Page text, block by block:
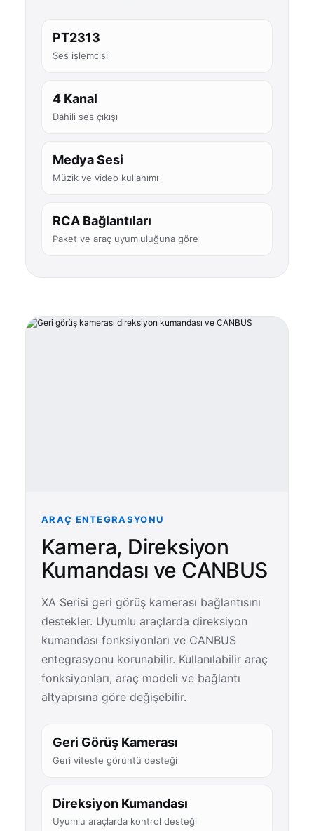
PT2313
Ses işlemcisi
4 Kanal
Dahili ses çıkışı
Medya Sesi
Müzik ve video kullanımı
RCA Bağlantıları
Paket ve araç uyumluluğuna göre
ARAÇ ENTEGRASYONU
Kamera, Direksiyon
Kumandası ve CANBUS
XA Serisi geri görüş kamerası bağlantısını
destekler. Uyumlu araçlarda direksiyon
kumandası fonksiyonları ve CANBUS
entegrasyonu korunabilir. Kullanılabilir araç
fonksiyonları, araç modeli ve bağlantı
altyapısına göre değişebilir.
Geri Görüş Kamerası
Geri viteste görüntü desteği
Direksiyon Kumandası
Uyumlu araçlarda kontrol desteği